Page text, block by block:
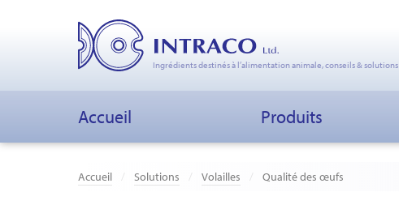
Ingrédients destinés à l’alimentation animale, conseils & solutions
Accueil Produits
Accueil Solutions Volailles Qualité des œufs